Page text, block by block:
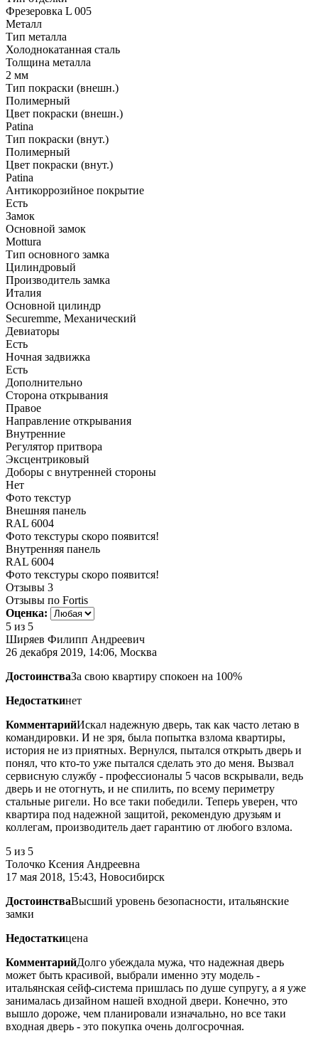
Фрезеровка L 005
Металл
Тип металла
Холоднокатанная сталь
Толщина металла
2 мм
Тип покраски (внешн.)
Полимерный
Цвет покраски (внешн.)
Patina
Тип покраски (внут.)
Полимерный
Цвет покраски (внут.)
Patina
Антикоррозийное покрытие
Есть
Замок
Основной замок
Mottura
Тип основного замка
Цилиндровый
Производитель замка
Италия
Основной цилиндр
Securemme, Механический
Девиаторы
Есть
Ночная задвижка
Есть
Дополнительно
Сторона открывания
Правое
Направление открывания
Внутренние
Регулятор притвора
Эксцентриковый
Доборы с внутренней стороны
Нет
Фото текстур
Внешняя панель
RAL 6004
Фото текстуры скоро появится!
Внутренняя панель
RAL 6004
Фото текстуры скоро появится!
Отзывы 3
Отзывы по Fortis
Оценка:
5 из 5
Ширяев Филипп Андреевич
26 декабря 2019, 14:06, Москва
ДостоинстваЗа свою квартиру спокоен на 100%
Недостаткинет
КомментарийИскал надежную дверь, так как часто летаю в
командировки. И не зря, была попытка взлома квартиры,
история не из приятных. Вернулся, пытался открыть дверь и
понял, что кто-то уже пытался сделать это до меня. Вызвал
сервисную службу - профессионалы 5 часов вскрывали, ведь
дверь и не отогнуть, и не спилить, по всему периметру
стальные ригели. Но все таки победили. Теперь уверен, что
квартира под надежной защитой, рекомендую друзьям и
коллегам, производитель дает гарантию от любого взлома.
5 из 5
Толочко Ксения Андреевна
17 мая 2018, 15:43, Новосибирск
ДостоинстваВысший уровень безопасности, итальянские
замки
Недостаткицена
КомментарийДолго убеждала мужа, что надежная дверь
может быть красивой, выбрали именно эту модель -
итальянская сейф-система пришлась по душе супругу, а я уже
занималась дизайном нашей входной двери. Конечно, это
вышло дороже, чем планировали изначально, но все таки
входная дверь - это покупка очень долгосрочная.